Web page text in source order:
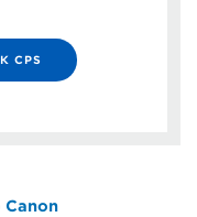
CPS
Canon